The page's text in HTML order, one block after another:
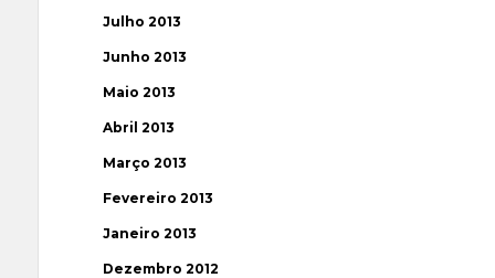
Julho 2013
Junho 2013
Maio 2013
Abril 2013
Março 2013
Fevereiro 2013
Janeiro 2013
Dezembro 2012